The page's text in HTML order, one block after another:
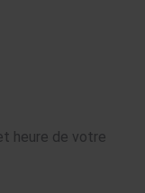
heure de votre